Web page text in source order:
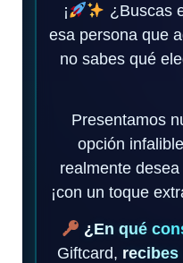
¡
¿Buscas
esa persona que
no sabes qué
Presentamos
opción
realmente
¡con un toque
¿En qué
Giftcard, recibes